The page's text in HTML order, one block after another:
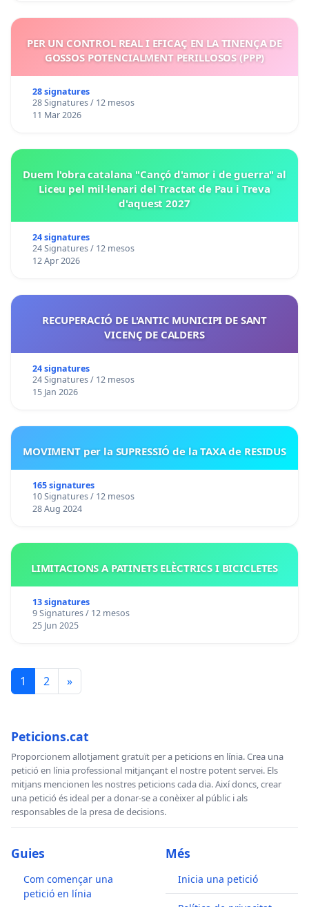
PER UN CONTROL REAL I EFICAÇ EN LA TINENÇA DE
GOSSOS POTENCIALMENT PERILLOSOS (PPP)
28 signatures
28 Signatures / 12 mesos
11 Mar 2026
Duem l'obra catalana "Cançó d'amor i de guerra" al
Liceu pel mil·lenari del Tractat de Pau i Treva
d'aquest 2027
24 signatures
24 Signatures / 12 mesos
12 Apr 2026
RECUPERACIÓ DE L'ANTIC MUNICIPI DE SANT
VICENÇ DE CALDERS
24 signatures
24 Signatures / 12 mesos
15 Jan 2026
MOVIMENT per la SUPRESSIÓ de la TAXA de RESIDUS
165 signatures
10 Signatures / 12 mesos
28 Aug 2024
LIMITACIONS A PATINETS ELÈCTRICS I BICICLETES
13 signatures
9 Signatures / 12 mesos
25 Jun 2025
1 2 »
Peticions.cat
Proporcionem allotjament gratuït per a peticions en línia. Crea una
petició en línia professional mitjançant el nostre potent servei. Els
mitjans mencionen les nostres peticions cada dia. Així doncs, crear
una petició és ideal per a donar-se a conèixer al públic i als
responsables de la presa de decisions.
Guies
Com començar una
petició en línia
Més
Inicia una petició